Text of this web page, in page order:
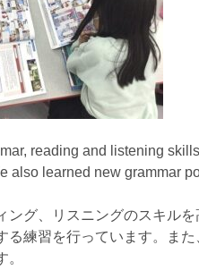
reading and listening
also learned new grammar
ング、リスニングのスキル
る練習を行っています。ま